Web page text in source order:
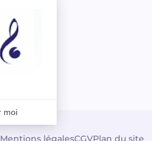
Mentions légalesCGVPlan du site